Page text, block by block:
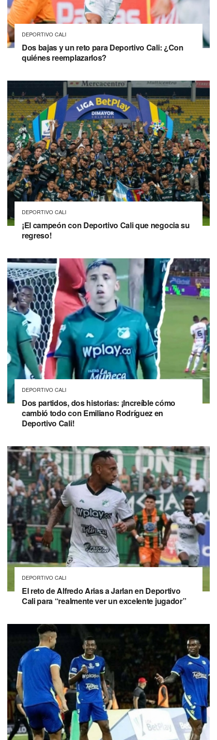
DEPORTIVO CALI
Dos bajas y un reto para Deportivo Cali: ¿Con
quiénes reemplazarlos?
DEPORTIVO CALI
¡El campeón con Deportivo Cali que negocia su
regreso!
DEPORTIVO CALI
Dos partidos, dos historias: ¡Increíble cómo
cambió todo con Emiliano Rodríguez en
Deportivo Cali!
DEPORTIVO CALI
El reto de Alfredo Arias a Jarlan en Deportivo
Cali para “realmente ver un excelente jugador”